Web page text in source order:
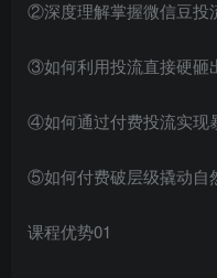
②深度理解掌握微信豆投
③如何利用投流直接硬砸
④如何通过付费投流实现
⑤如何付费破层级撬动自
课程优势01